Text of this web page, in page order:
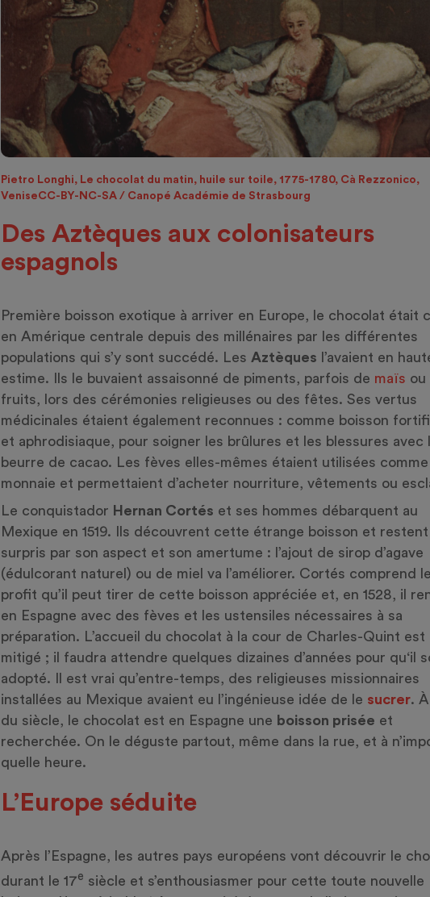
Pietro Longhi, Le chocolat du matin, huile sur toile, 1775-1780, Cà Rezzonico,
VeniseCC-BY-NC-SA / Canopé Académie de Strasbourg
Des Aztèques aux colonisateurs
espagnols
Première boisson exotique à arriver en Europe, le chocolat était
en Amérique centrale depuis des millénaires par les différentes
populations qui s’y sont succédé. Les Aztèques l’avaient en
estime. Ils le buvaient assaisonné de piments, parfois de maïs ou
fruits, lors des cérémonies religieuses ou des fêtes. Ses vertus
médicinales étaient également reconnues : comme boisson
et aphrodisiaque, pour soigner les brûlures et les blessures avec
beurre de cacao. Les fèves elles-mêmes étaient utilisées comme
monnaie et permettaient d’acheter nourriture, vêtements ou
Le conquistador Hernan Cortés et ses hommes débarquent au
Mexique en 1519. Ils découvrent cette étrange boisson et restent
surpris par son aspect et son amertume : l’ajout de sirop d’agave
(édulcorant naturel) ou de miel va l’améliorer. Cortés comprend le
profit qu’il peut tirer de cette boisson appréciée et, en 1528, il
en Espagne avec des fèves et les ustensiles nécessaires à sa
préparation. L’accueil du chocolat à la cour de Charles-Quint est
mitigé ; il faudra attendre quelques dizaines d’années pour qu‘il
adopté. Il est vrai qu’entre-temps, des religieuses missionnaires
installées au Mexique avaient eu l’ingénieuse idée de le sucrer.
du siècle, le chocolat est en Espagne une boisson prisée et
recherchée. On le déguste partout, même dans la rue, et à
quelle heure.
L’Europe séduite
Après l’Espagne, les autres pays européens vont découvrir le
durant le 17e siècle et s’enthousiasmer pour cette toute nouvelle